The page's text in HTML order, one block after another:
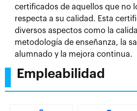
certificados de aquellos que no
respecta a su calidad. Esta
diversos aspectos como la
metodología de enseñanza, la
alumnado y la mejora continua.
Empleabilidad